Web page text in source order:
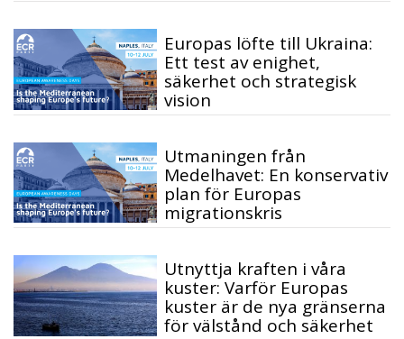
Europas löfte till Ukraina:
Ett test av enighet,
säkerhet och strategisk
vision
Utmaningen från
Medelhavet: En konservativ
plan för Europas
migrationskris
Utnyttja kraften i våra
kuster: Varför Europas
kuster är de nya gränserna
för välstånd och säkerhet